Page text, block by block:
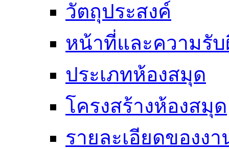
วัตถุประสงค์
หน้าที่และความรั
ประเภทห้องสมุด
โครงสร้างห้องสมุด
รายละเอียดของง